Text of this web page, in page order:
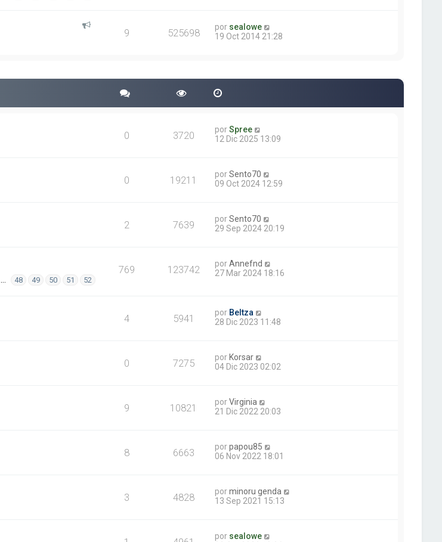
9 525698 por sealowe
19 Oct 2014 21:28
0 3720 porSpree
12 Dic 2025 13:09
0 19211 porSento70
09 Oct 2024 12:59
2 7639 porSento70
29 Sep 2024 20:19
48 49 50 51 52
769 123742 porAnnefnd
27 Mar 2024 18:16
4 5941 por Beltza
28 Dic 2023 11:48
0 7275 porKorsar
04 Dic 2023 02:02
9 10821 porVirginia
21 Dic 2022 20:03
8 6663 porpapou85
06 Nov 2022 18:01
3 4828 porminoru genda
13 Sep 2021 15:13
por sealowe